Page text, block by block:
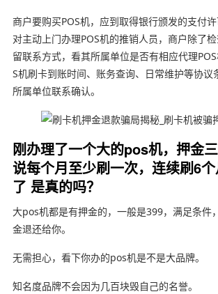
商户要购买POS机，应到取得银行颁发的支付许
对主动上门办理POS机的推销人员，商户除了
留联系方式，看其所属单位是否有相应代理
S机刷卡到账时间、账务查询、日常维护等协议
所属单位联系确认。
刚办理了一个大的pos机，押金
说每个月至少刷一次，连续刷6
了 是真的吗？
大pos机都是有押金的，一般是399，满足条件
金退还给你。
无需担心，看下你办的pos机是不是大品牌。
知名度品牌不会因为几百块毁自己的名誉。